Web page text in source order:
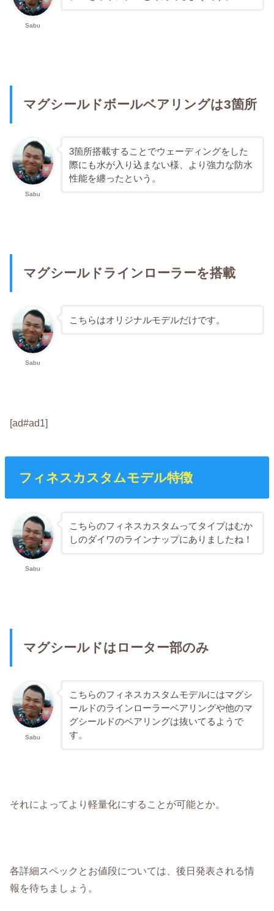
Sabu
マグシールドボールベアリングは3箇所
Sabu
3箇所搭載することでウェーディングをした
際にも水が入り込まない様、より強力な防水
性能を纏ったという。
マグシールドラインローラーを搭載
Sabu
こちらはオリジナルモデルだけです。
[ad#ad1]
フィネスカスタムモデル特徴
Sabu
こちらのフィネスカスタムってタイプはむか
しのダイワのラインナップにありましたね！
マグシールドはローター部のみ
Sabu
こちらのフィネスカスタムモデルにはマグシ
ールドのラインローラーベアリングや他のマ
グシールドのベアリングは抜いてるようで
す。
それによってより軽量化にすることが可能とか。
各詳細スペックとお値段については、後日発表される情
報を待ちましょう。